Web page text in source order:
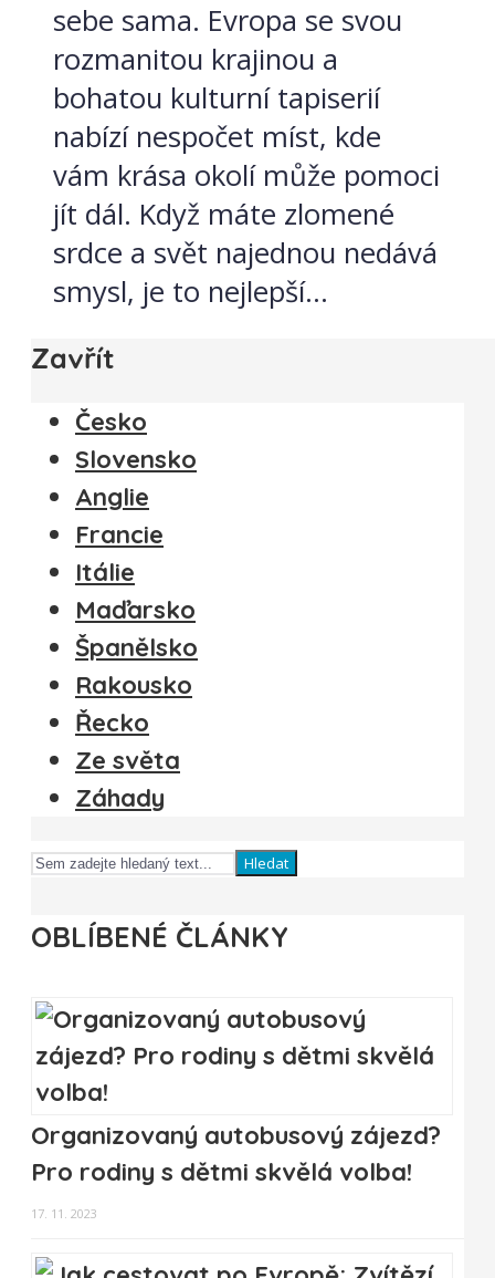
sebe sama. Evropa se svou
rozmanitou krajinou a
bohatou kulturní tapiserií
nabízí nespočet míst, kde
vám krása okolí může pomoci
jít dál. Když máte zlomené
srdce a svět najednou nedává
smysl, je to nejlepší...
Zavřít
Česko
Slovensko
Anglie
Francie
Itálie
Maďarsko
Španělsko
Rakousko
Řecko
Ze světa
Záhady
Hledat
OBLÍBENÉ ČLÁNKY
Organizovaný autobusový zájezd?
Pro rodiny s dětmi skvělá volba!
17. 11. 2023